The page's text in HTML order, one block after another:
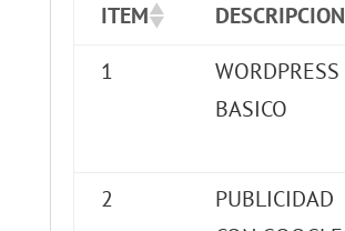
ITEM DESCRIPCION
1
WORDPRESS
BASICO
2
PUBLICIDAD